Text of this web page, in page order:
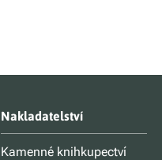
Nakladatelství
Kamenné knihkupectví